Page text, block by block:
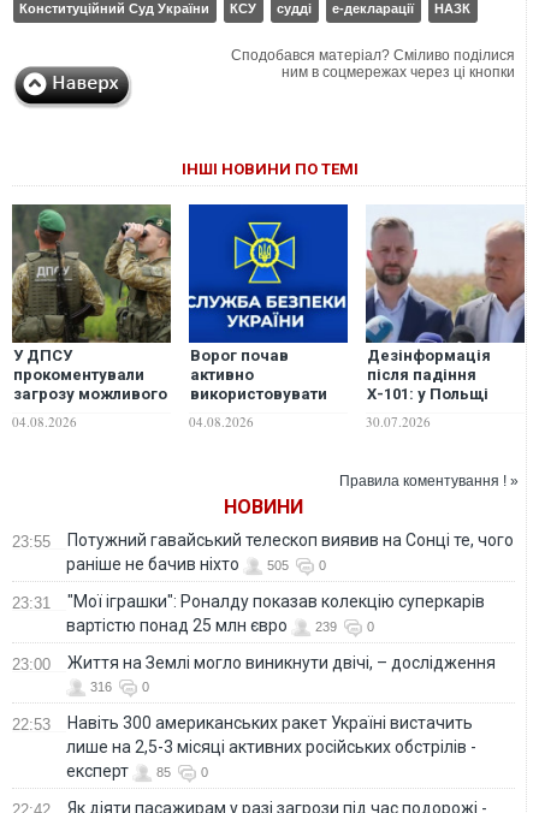
Конституційний Суд України КСУ судді е-декларації НАЗК
Сподобався матеріал? Сміливо поділися
ним в соцмережах через ці кнопки
ІНШІ НОВИНИ ПО ТЕМІ
У ДПСУ
прокоментували
загрозу можливого
Чернігівщині
04.08.2026
Ворог почав
активно
використовувати
намагаючись убити
04.08.2026
Дезінформація
після падіння
Х-101: у Польщі
проти України та
30.07.2026
Правила коментування ! »
НОВИНИ
23:55
Потужний гавайський телескоп виявив на Сонці те, чого
раніше не бачив ніхто
505 0
23:31
"Мої іграшки": Роналду показав колекцію суперкарів
вартістю понад 25 млн євро
239 0
23:00 Життя на Землі могло виникнути двічі, – дослідження
316 0
22:53
Навіть 300 американських ракет Україні вистачить
лише на 2,5-3 місяці активних російських обстрілів -
експерт
85 0
Як діяти пасажирам у разі загрози під час подорожі -